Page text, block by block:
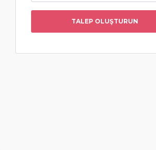
TALEP OLUŞTURUN